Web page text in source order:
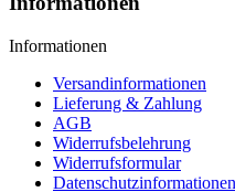
Informationen
Versandinformationen
Lieferung & Zahlung
AGB
Widerrufsbelehrung
Widerrufsformular
Datenschutzinformationen